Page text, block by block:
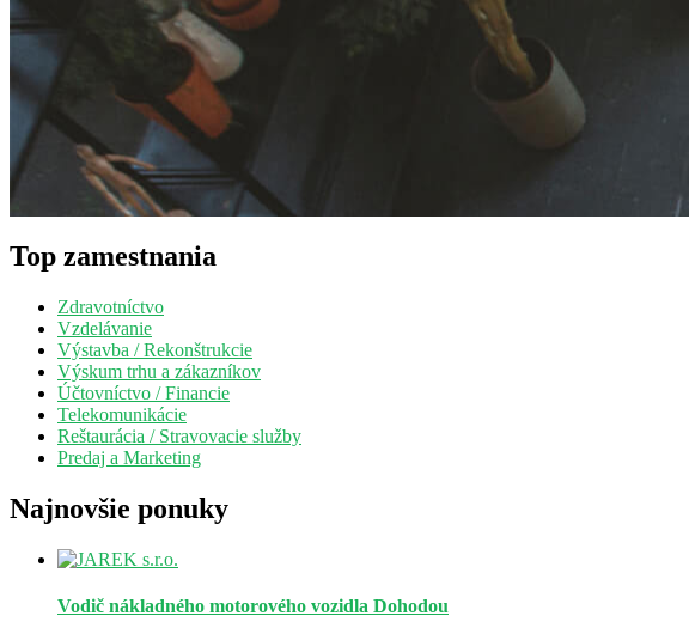
Top zamestnania
Zdravotníctvo
Vzdelávanie
Výstavba / Rekonštrukcie
Výskum trhu a zákazníkov
Účtovníctvo / Financie
Telekomunikácie
Reštaurácia / Stravovacie služby
Predaj a Marketing
Najnovšie ponuky
Vodič nákladného motorového vozidla Dohodou